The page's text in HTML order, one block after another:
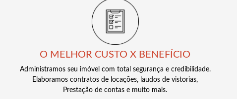
O MELHOR CUSTO X BENEFÍCIO
Administramos seu imóvel com total segurança e credibilidade.
Elaboramos contratos de locações, laudos de vistorias,
Prestação de contas e muito mais.